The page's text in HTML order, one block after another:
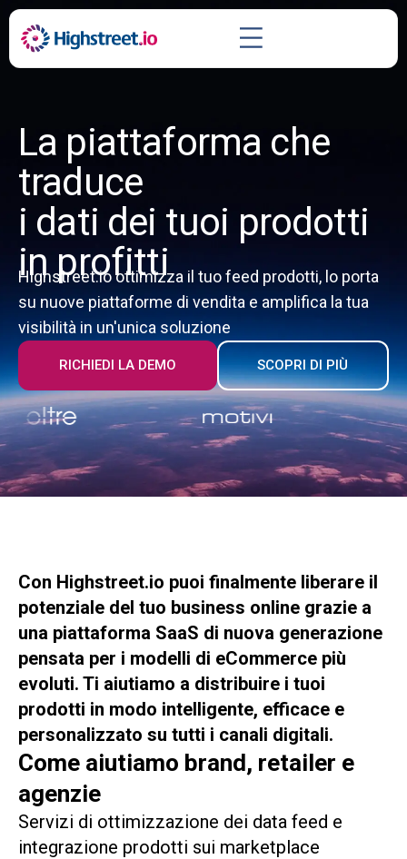
La piattaforma che
traduce
i dati dei tuoi prodotti
in profitti
Highstreet.io ottimizza il tuo feed prodotti, lo porta
su nuove piattaforme di vendita e amplifica la tua
visibilità in un'unica soluzione
RICHIEDI LA DEMO SCOPRI DI PIÙ
Con Highstreet.io puoi finalmente liberare il
potenziale del tuo business online grazie a
una piattaforma SaaS di nuova generazione
pensata per i modelli di eCommerce più
evoluti. Ti aiutiamo a distribuire i tuoi
prodotti in modo intelligente, efficace e
personalizzato su tutti i canali digitali.
Come aiutiamo brand, retailer e
agenzie
Servizi di ottimizzazione dei data feed e
integrazione prodotti sui marketplace